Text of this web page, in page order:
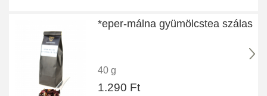
*eper-málna gyümölcstea szálas
40 g
1.290 Ft